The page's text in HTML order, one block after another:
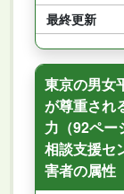
最終更新
東京の男
が尊重され
力（92ペ
相談支援セ
害者の属性